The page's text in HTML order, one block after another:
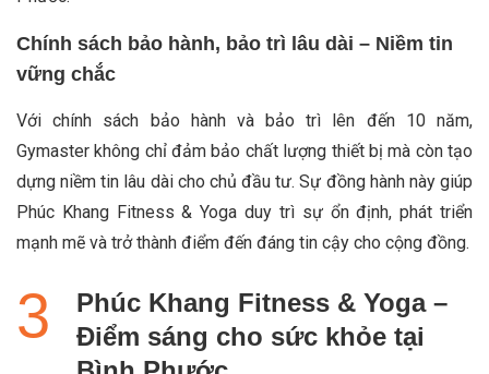
Chính sách bảo hành, bảo trì lâu dài – Niềm tin
vững chắc
Với chính sách bảo hành và bảo trì lên đến 10 năm,
Gymaster không chỉ đảm bảo chất lượng thiết bị mà còn tạo
dựng niềm tin lâu dài cho chủ đầu tư. Sự đồng hành này giúp
Phúc Khang Fitness & Yoga duy trì sự ổn định, phát triển
mạnh mẽ và trở thành điểm đến đáng tin cậy cho cộng đồng.
Phúc Khang Fitness & Yoga –
Điểm sáng cho sức khỏe tại